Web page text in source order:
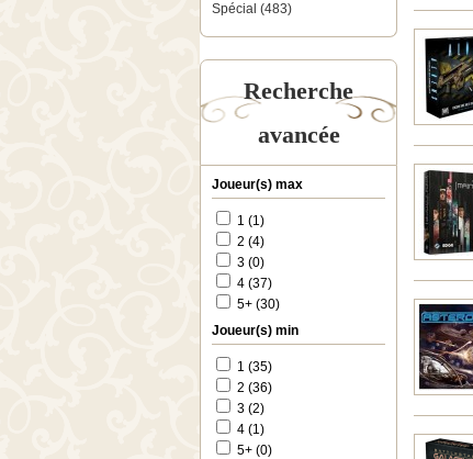
Spécial (483)
Recherche
avancée
Joueur(s) max
1 (1)
2 (4)
3 (0)
4 (37)
5+ (30)
Joueur(s) min
1 (35)
2 (36)
3 (2)
4 (1)
5+ (0)